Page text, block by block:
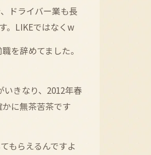
ドライバー業も長
。LIKEではなくw
を辞めてました。
いきなり、2012年春
に無茶苦茶です
もらえるんですよ